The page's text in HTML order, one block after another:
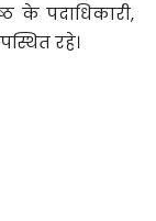
के पदाधिकारी,
रहे।